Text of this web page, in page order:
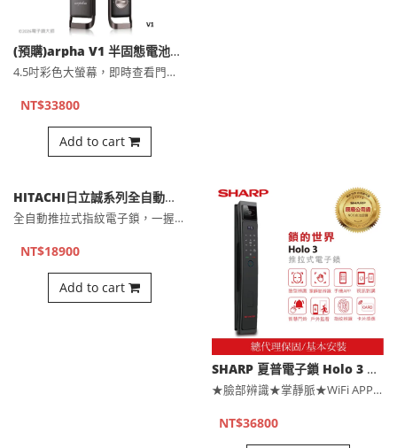
(預購)arpha V1 半固態電池12合1人臉掌靜脈智慧電子鎖 （公司貨)
4.5吋彩色大螢幕，即時查看門外畫面人臉＋掌靜脈辨識，全齡友⋯
NT$33800
Add to cart
HITACHI日立誠系列全自動推拉式指紋電子鎖 HIT-FP30-T（公司貨)
全自動推拉式指紋電子鎖，一握即開更便利第二代靜音鎖體，開關門⋯
NT$18900
Add to cart
SHARP 夏普電子鎖 Holo 3 臉部辨識/掌靜脈/APP/指紋/卡片/密碼/鑰匙
★臉部辨識★掌靜脈★WiFi APP★訪客密碼★指紋★感應卡⋯
NT$36800